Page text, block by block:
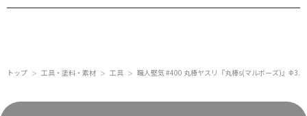
トップ ＞ 工具・塗料・素材 ＞ 工具 ＞ 職人堅気 #400 丸棒ヤスリ『丸棒s(マルボーズ)』Φ3.5